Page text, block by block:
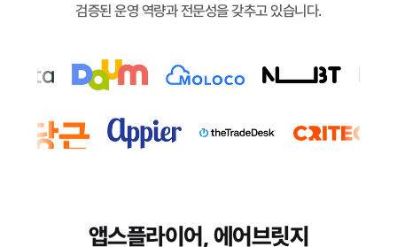
검증된 운영 역량과 전문성을 갖추고 있습니다.
앱스플라이어, 에어브릿지